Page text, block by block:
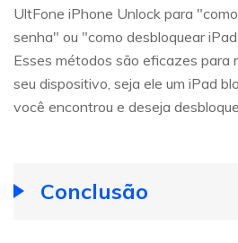
UltFone iPhone Unlock para
senha" ou "como desbloquear
Esses métodos são eficazes para
seu dispositivo, seja ele um iPad
você encontrou e deseja
Conclusão